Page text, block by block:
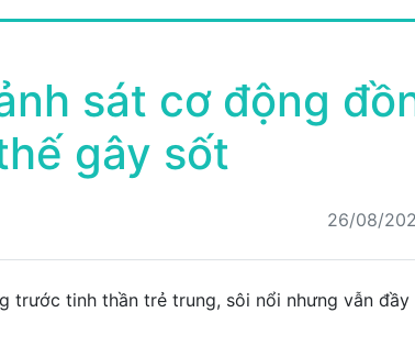
sát cơ động
gây sốt
26/08/
trước tinh thần trẻ trung, sôi nổi nhưng vẫn